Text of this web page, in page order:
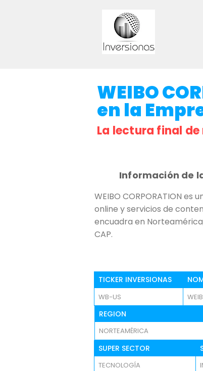
WEIBO
en la
La lectura final
Información de
WEIBO CORPORATION
online y servicios de
encuadra en
CAP.
TICKER INVERSIONAS
WB-US
REGION
NORTEAMÉRICA
SUPER SECTOR
TECNOLOGÍA